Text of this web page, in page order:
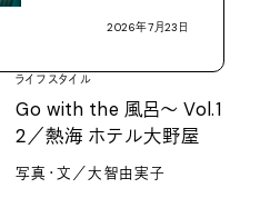
2026年7月23 日
ライフスタイル
Go with the 風呂〜 Vol.1
2／熱海 ホテル大野屋
写真・文／大智由実子